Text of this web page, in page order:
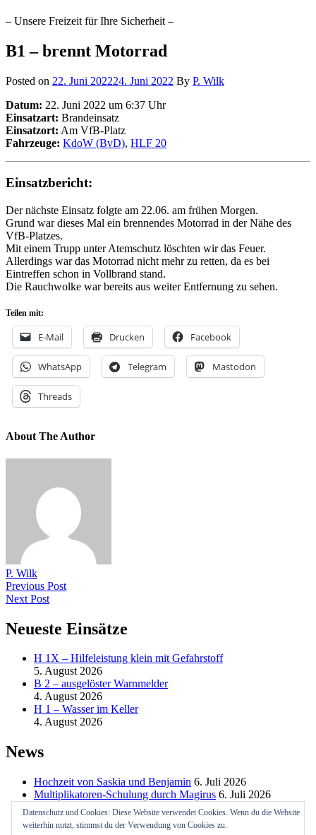
– Unsere Freizeit für Ihre Sicherheit –
B1 – brennt Motorrad
Posted on 22. Juni 202224. Juni 2022 By P. Wilk
Datum: 22. Juni 2022 um 6:37 Uhr
Einsatzart: Brandeinsatz
Einsatzort: Am VfB-Platz
Fahrzeuge: KdoW (BvD), HLF 20
Einsatzbericht:
Der nächste Einsatz folgte am 22.06. am frühen Morgen.
Grund war dieses Mal ein brennendes Motorrad in der Nähe des
VfB-Platzes.
Mit einem Trupp unter Atemschutz löschten wir das Feuer.
Allerdings war das Motorrad nicht mehr zu retten, da es bei
Eintreffen schon in Vollbrand stand.
Die Rauchwolke war bereits aus weiter Entfernung zu sehen.
Teilen mit:
E-Mail Drucken Facebook
WhatsApp Telegram Mastodon
Threads
About The Author
P. Wilk
Previous Post
Next Post
Neueste Einsätze
H 1X – Hilfeleistung klein mit Gefahrstoff
5. August 2026
B 2 – ausgelöster Warnmelder
4. August 2026
H 1 – Wasser im Keller
4. August 2026
News
Hochzeit von Saskia und Benjamin 6. Juli 2026
Multiplikatoren-Schulung durch Magirus 6. Juli 2026
Bootsausbildung
6. Juli 2026
Datenschutz und Cookies: Diese Website verwendet Cookies. Wenn du die Website
weiterhin nutzt, stimmst du der Verwendung von Cookies zu.